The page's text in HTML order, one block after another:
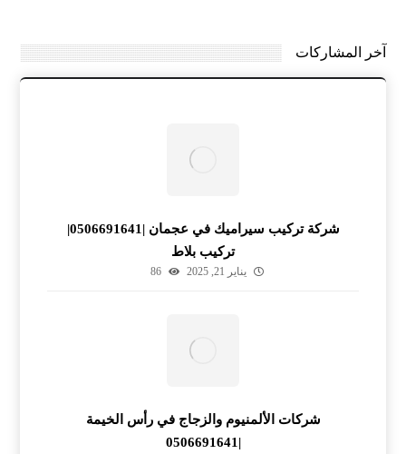
آخر المشاركات
شركة تركيب سيراميك في عجمان |0506691641|
تركيب بلاط
يناير 21, 2025 86
شركات الألمنيوم والزجاج في رأس الخيمة
|0506691641